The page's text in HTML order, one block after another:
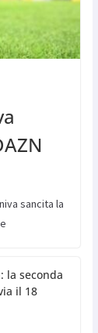
sancita la
la seconda
il 18